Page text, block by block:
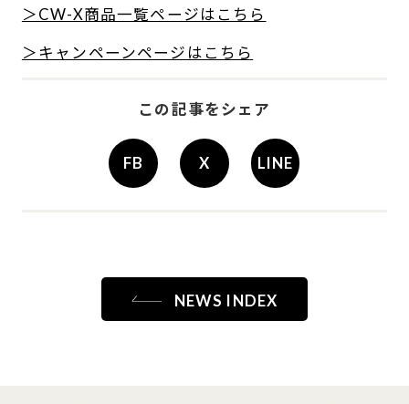
＞CW-X商品一覧ページはこちら
＞キャンペーンページはこちら
この記事をシェア
FB X LINE
NEWS INDEX